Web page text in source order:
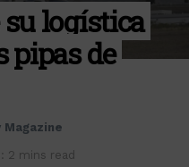
logística
pipas de
2 mins read